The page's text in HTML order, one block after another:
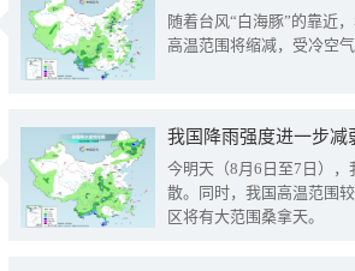
随着台风“白海豚”的靠近
高温范围将缩减，受冷空
今明天（8月6日至7日）
散。同时，我国高温范围
区将有大范围桑拿天。